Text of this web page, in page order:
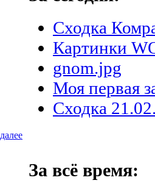
далее
Сходка
Картинки
gnom.jpg
Моя первая
Сходка
За всё время: